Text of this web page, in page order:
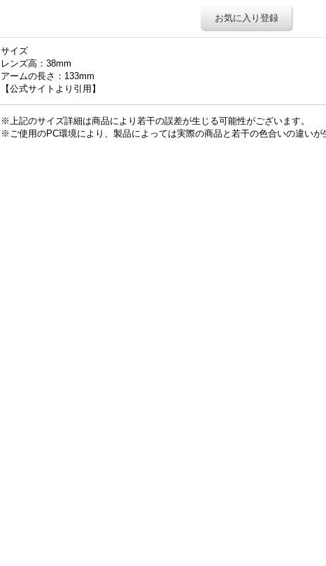
お気に入り登録
サイズ
レンズ高：38mm
アームの長さ：133mm
【公式サイトより引用】
※上記のサイズ詳細は商品により若干の誤差が生じる可能性がございます。
※ご使用のPC環境により、製品によっては実際の商品と若干の色合いの違いが